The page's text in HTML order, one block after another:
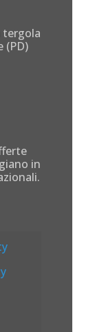
tergola
(PD)
in